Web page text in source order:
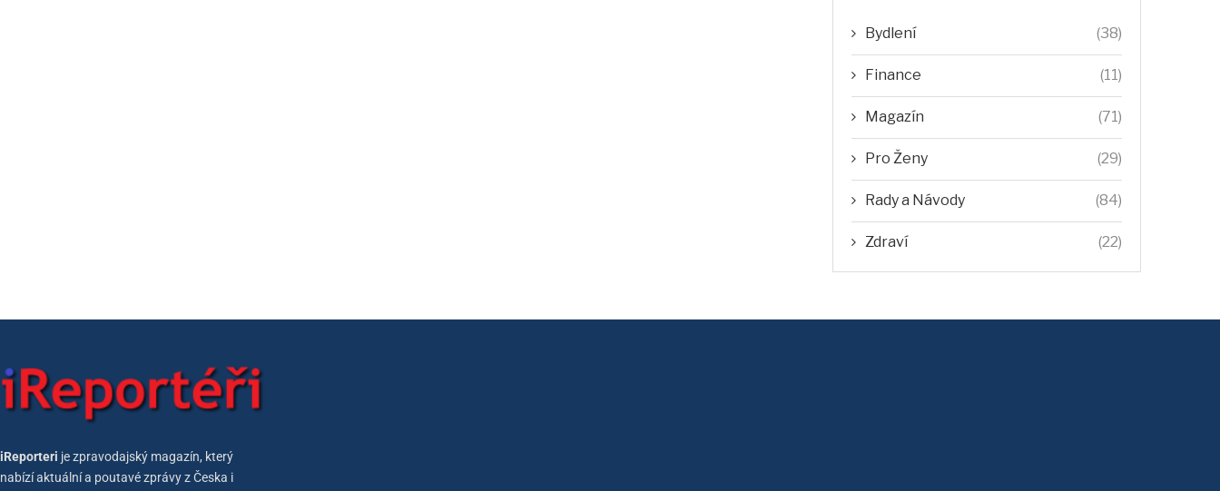
Bydlení (38)
Finance (11)
Magazín (71)
Pro Ženy (29)
Rady a Návody (84)
Zdraví (22)
iReporteri je zpravodajský magazín, který
nabízí aktuální a poutavé zprávy z Česka i